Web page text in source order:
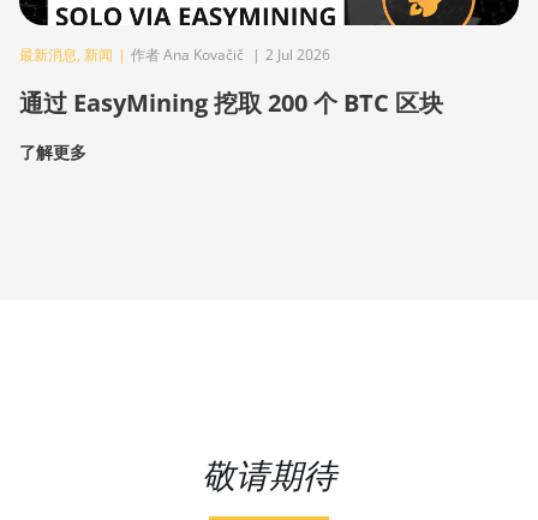
最新消息, 新闻 | 作者 Ana Kovačič | 2 Jul 2026
通过 EasyMining 挖取 200 个 BTC 区块
了解更多
敬请期待